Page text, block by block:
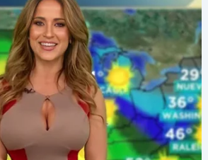
как должное. И хотя путь был
стоил.
из этой истории что-то одно,
что:
не бойтесь
. Вы заслуживаете уважения
на меньшее.
эта история, поделитесь